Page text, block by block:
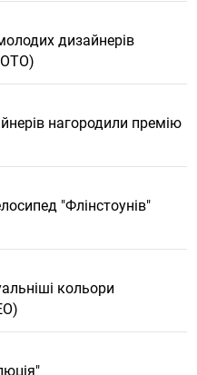
дизайнерів
нагородили премію
"Флінстоунів"
кольори